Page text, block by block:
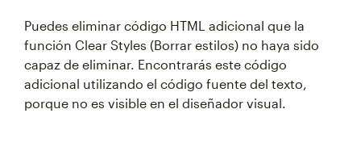
Puedes eliminar código HTML adicional que la
función Clear Styles (Borrar estilos) no haya sido
capaz de eliminar. Encontrarás este código
adicional utilizando el código fuente del texto,
porque no es visible en el diseñador visual.